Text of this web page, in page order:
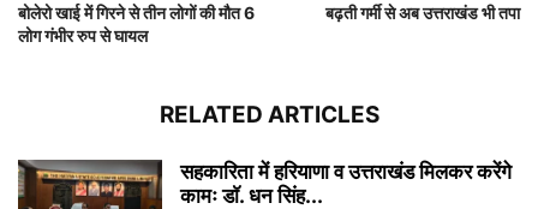
बोलेरो खाई में गिरने से तीन लोगों की मौत 6
लोग गंभीर रुप से घायल
बढ़ती गर्मी से अब उत्तराखंड भी तपा
RELATED ARTICLES
सहकारिता में हरियाणा व उत्तराखंड मिलकर करेंगे
कामः डाॅ. धन सिंह...